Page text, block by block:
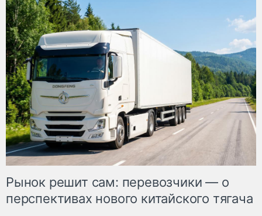
Рынок решит сам: перевозчики — о
перспективах нового китайского тягача